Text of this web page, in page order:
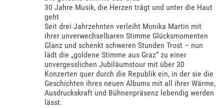
30 Jahre Musik, die Herzen trägt und unter die Haut
geht
Seit drei Jahrzehnten verleiht Monika Martin mit
ihrer unverwechselbaren Stimme Glücksmomenten
Glanz und schenkt schweren Stunden Trost – nun
lädt die „goldene Stimme aus Graz“ zu einer
unvergesslichen Jubiläumstour mit über 30
Konzerten quer durch die Republik ein, in der sie die
Geschichten ihres neuen Albums mit all ihrer Wärme,
Ausdruckskraft und Bühnenpräsenz lebendig werden
lässt.